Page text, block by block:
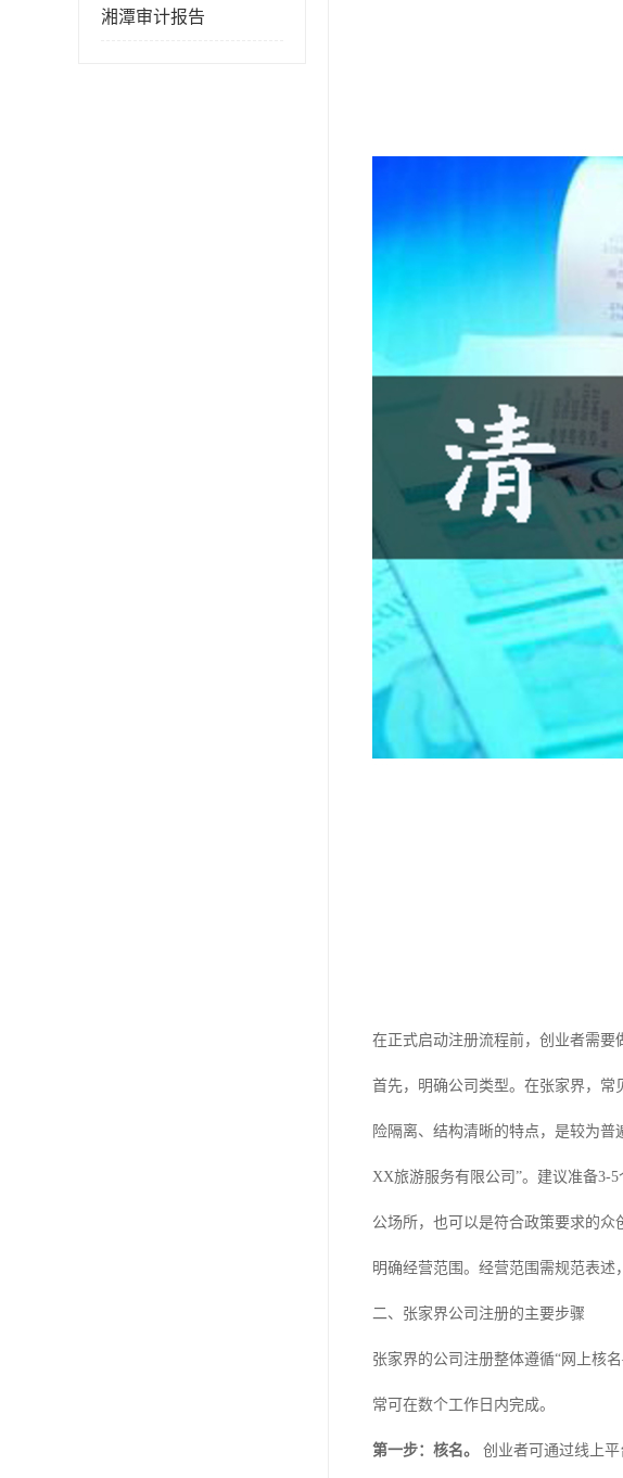
湘潭审计报告
在正式启动注册流程前，创业者需要
首先，明确公司类型。在张家界，
险隔离、结构清晰的特点，是较为
XX旅游服务有限公司”。建议准备3-
公场所，也可以是符合政策要求的
明确经营范围。经营范围需规范表述
二、张家界公司注册的主要步骤
张家界的公司注册整体遵循“网上
常可在数个工作日内完成。
第一步：核名。 创业者可通过线上